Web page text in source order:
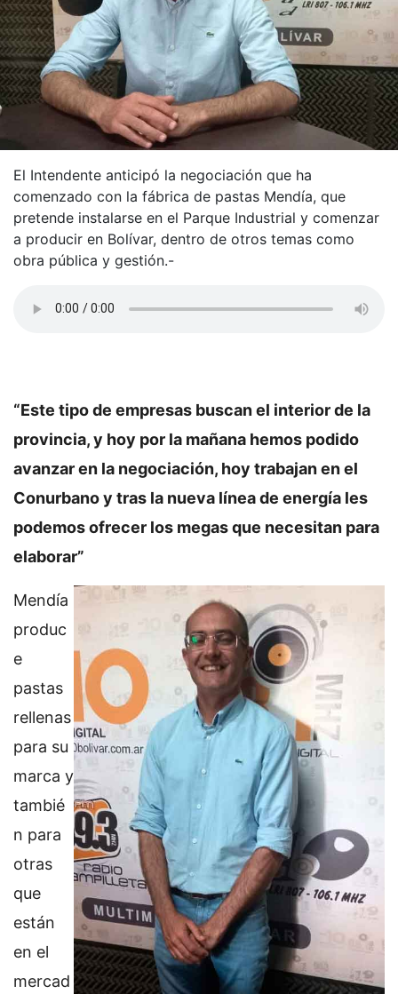
El Intendente anticipó la negociación que ha
comenzado con la fábrica de pastas Mendía, que
pretende instalarse en el Parque Industrial y comenzar
a producir en Bolívar, dentro de otros temas como
obra pública y gestión.-
“Este tipo de empresas buscan el interior de la
provincia, y hoy por la mañana hemos podido
avanzar en la negociación, hoy trabajan en el
Conurbano y tras la nueva línea de energía les
podemos ofrecer los megas que necesitan para
elaborar”
Mendía
produc
e
pastas
rellenas
para su
marca y
tambié
n para
otras
que
están
en el
mercad